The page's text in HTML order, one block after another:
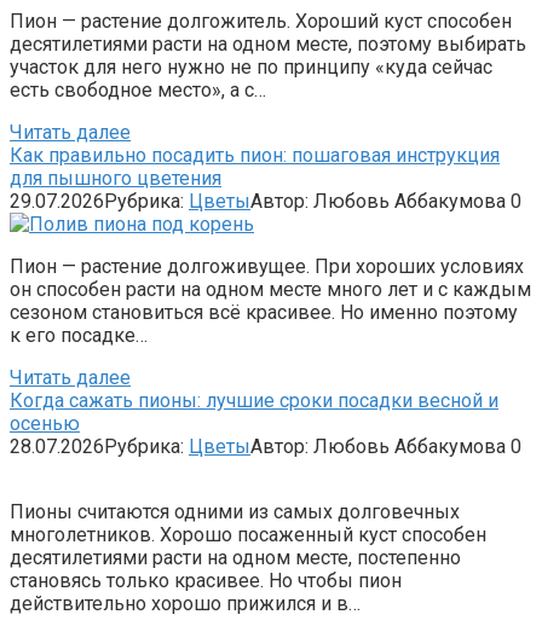
Пион — растение долгожитель. Хороший куст способен
десятилетиями расти на одном месте, поэтому выбирать
участок для него нужно не по принципу «куда сейчас
есть свободное место», а с…
Читать далее
Как правильно посадить пион: пошаговая инструкция
для пышного цветения
29.07.2026Рубрика: ЦветыАвтор: Любовь Аббакумова 0
Пион — растение долгоживущее. При хороших условиях
он способен расти на одном месте много лет и с каждым
сезоном становиться всё красивее. Но именно поэтому
к его посадке…
Читать далее
Когда сажать пионы: лучшие сроки посадки весной и
осенью
28.07.2026Рубрика: ЦветыАвтор: Любовь Аббакумова 0
Пионы считаются одними из самых долговечных
многолетников. Хорошо посаженный куст способен
десятилетиями расти на одном месте, постепенно
становясь только красивее. Но чтобы пион
действительно хорошо прижился и в…